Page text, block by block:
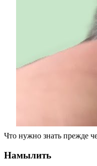
Что нужно знать прежде
Намылить